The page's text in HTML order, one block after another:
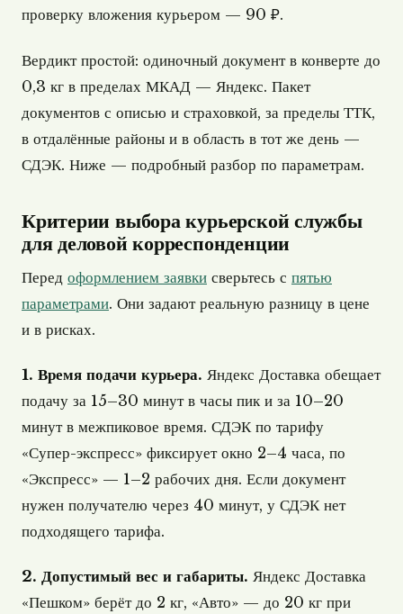
проверку вложения курьером — 90 ₽.
Вердикт простой: одиночный документ в конверте до
0,3 кг в пределах МКАД — Яндекс. Пакет
документов с описью и страховкой, за пределы ТТК,
в отдалённые районы и в область в тот же день —
СДЭК. Ниже — подробный разбор по параметрам.
Критерии выбора курьерской службы
для деловой корреспонденции
Перед оформлением заявки сверьтесь с пятью
параметрами. Они задают реальную разницу в цене
и в рисках.
1. Время подачи курьера. Яндекс Доставка обещает
подачу за 15–30 минут в часы пик и за 10–20
минут в межпиковое время. СДЭК по тарифу
«Супер-экспресс» фиксирует окно 2–4 часа, по
«Экспресс» — 1–2 рабочих дня. Если документ
нужен получателю через 40 минут, у СДЭК нет
подходящего тарифа.
2. Допустимый вес и габариты. Яндекс Доставка
«Пешком» берёт до 2 кг, «Авто» — до 20 кг при